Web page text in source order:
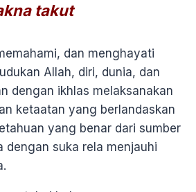
takut
dan menghayati
Allah, diri, dunia, dan
dengan ikhlas melaksanakan
ketaatan yang berlandaskan
yang benar dari sumber
dengan suka rela menjauhi